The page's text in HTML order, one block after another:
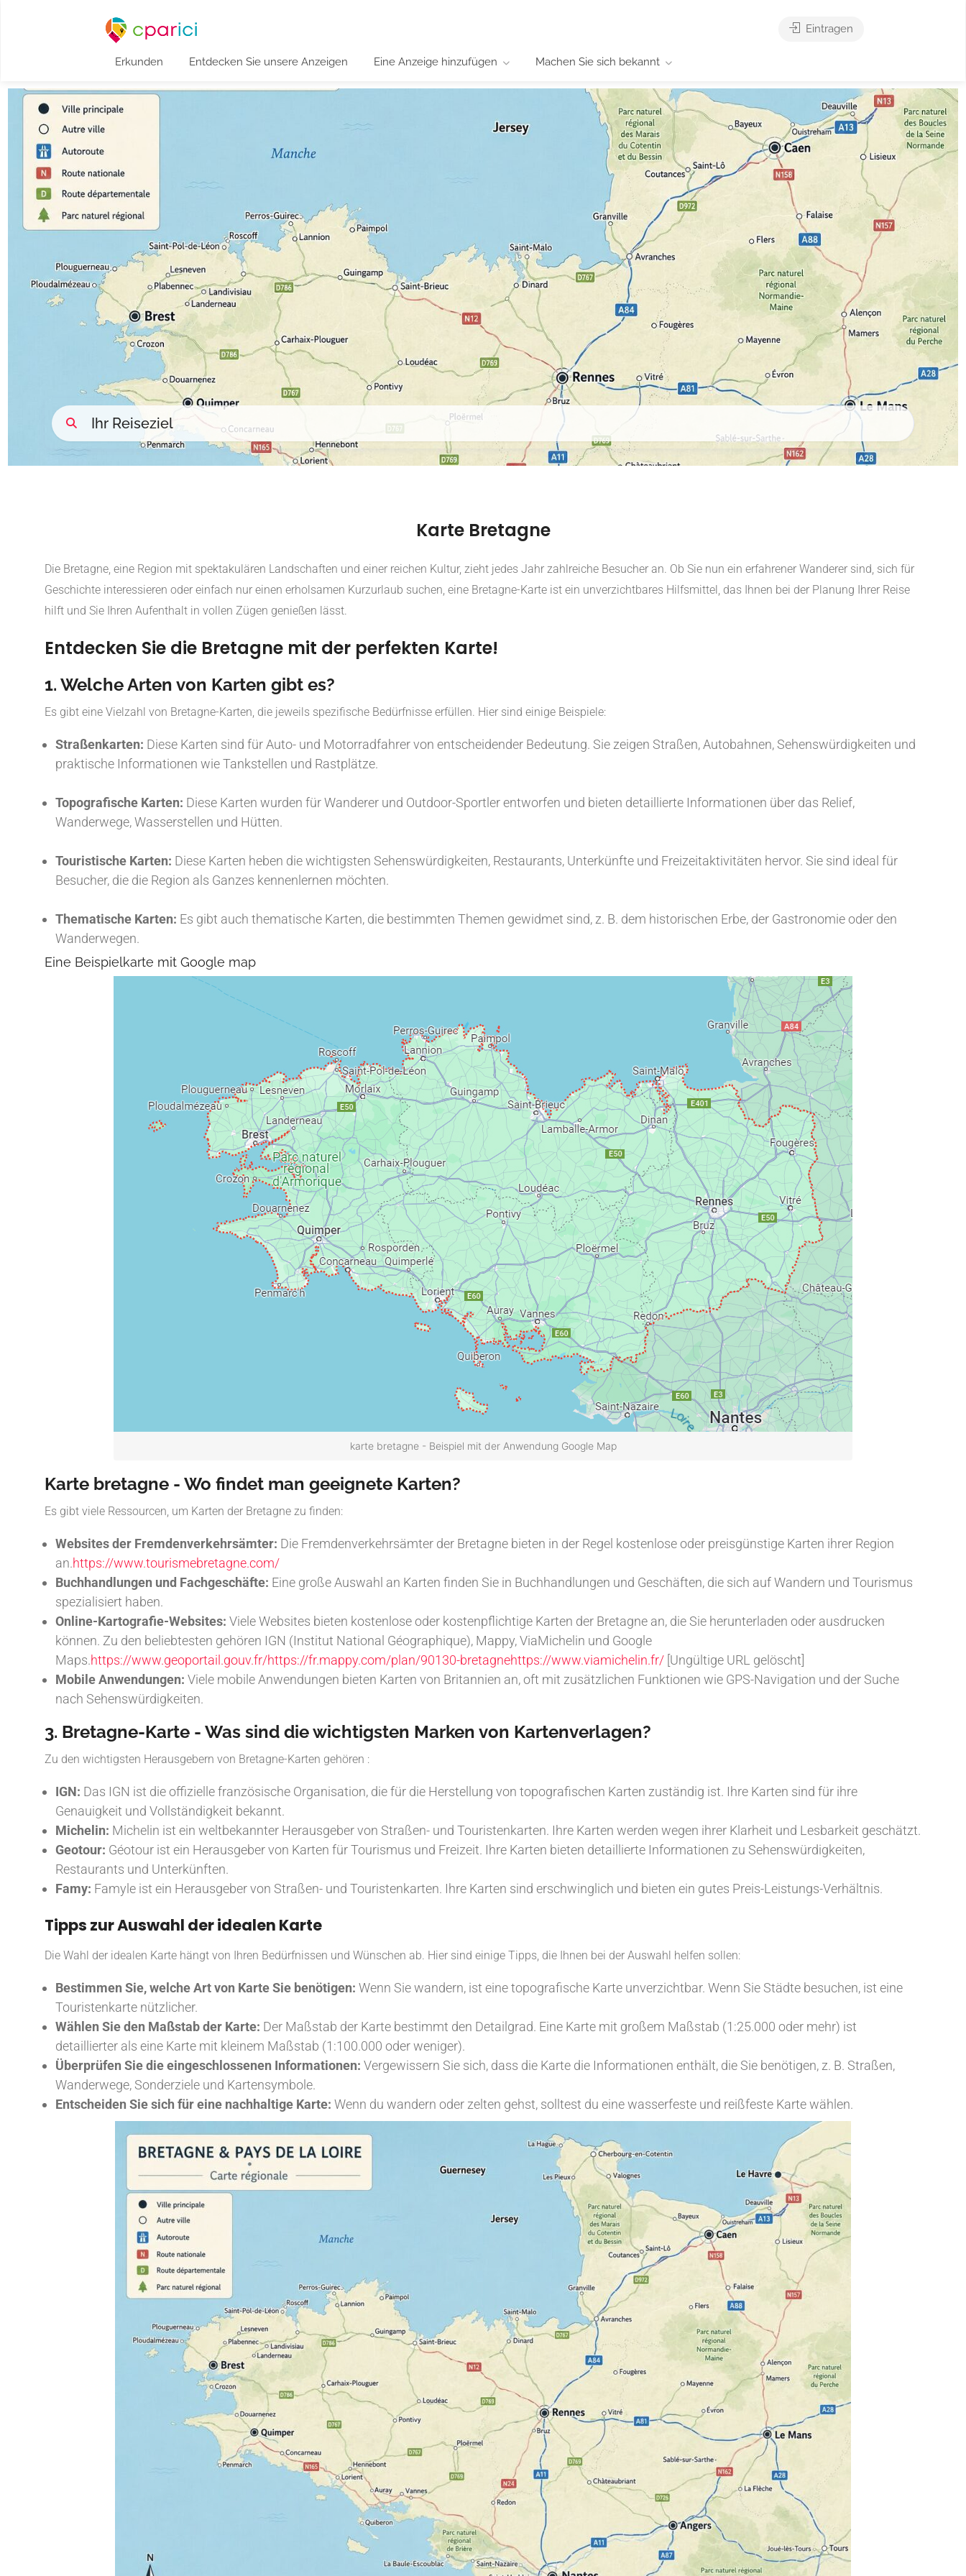
Erkunden Entdecken Sie unsere Anzeigen Eine Anzeige hinzufügen Machen Sie sich bekannt
Eintragen
Karte Bretagne
Die Bretagne, eine Region mit spektakulären Landschaften und einer reichen Kultur, zieht jedes Jahr zahlreiche Besucher an. Ob Sie nun ein erfahrener Wanderer sind, sich für
Geschichte interessieren oder einfach nur einen erholsamen Kurzurlaub suchen, eine Bretagne-Karte ist ein unverzichtbares Hilfsmittel, das Ihnen bei der Planung Ihrer Reise
hilft und Sie Ihren Aufenthalt in vollen Zügen genießen lässt.
Entdecken Sie die Bretagne mit der perfekten Karte!
1. Welche Arten von Karten gibt es?
Es gibt eine Vielzahl von Bretagne-Karten, die jeweils spezifische Bedürfnisse erfüllen. Hier sind einige Beispiele:
Straßenkarten: Diese Karten sind für Auto- und Motorradfahrer von entscheidender Bedeutung. Sie zeigen Straßen, Autobahnen, Sehenswürdigkeiten und
praktische Informationen wie Tankstellen und Rastplätze.
Topografische Karten: Diese Karten wurden für Wanderer und Outdoor-Sportler entworfen und bieten detaillierte Informationen über das Relief,
Wanderwege, Wasserstellen und Hütten.
Touristische Karten: Diese Karten heben die wichtigsten Sehenswürdigkeiten, Restaurants, Unterkünfte und Freizeitaktivitäten hervor. Sie sind ideal für
Besucher, die die Region als Ganzes kennenlernen möchten.
Thematische Karten: Es gibt auch thematische Karten, die bestimmten Themen gewidmet sind, z. B. dem historischen Erbe, der Gastronomie oder den
Wanderwegen.
Eine Beispielkarte mit Google map
karte bretagne - Beispiel mit der Anwendung Google Map
Karte bretagne - Wo findet man geeignete Karten?
Es gibt viele Ressourcen, um Karten der Bretagne zu finden:
Websites der Fremdenverkehrsämter: Die Fremdenverkehrsämter der Bretagne bieten in der Regel kostenlose oder preisgünstige Karten ihrer Region
an.https://www.tourismebretagne.com/
Buchhandlungen und Fachgeschäfte: Eine große Auswahl an Karten finden Sie in Buchhandlungen und Geschäften, die sich auf Wandern und Tourismus
spezialisiert haben.
Online-Kartografie-Websites: Viele Websites bieten kostenlose oder kostenpflichtige Karten der Bretagne an, die Sie herunterladen oder ausdrucken
können. Zu den beliebtesten gehören IGN (Institut National Géographique), Mappy, ViaMichelin und Google
Maps.https://www.geoportail.gouv.fr/https://fr.mappy.com/plan/90130-bretagnehttps://www.viamichelin.fr/ [Ungültige URL gelöscht]
Mobile Anwendungen: Viele mobile Anwendungen bieten Karten von Britannien an, oft mit zusätzlichen Funktionen wie GPS-Navigation und der Suche
nach Sehenswürdigkeiten.
3. Bretagne-Karte - Was sind die wichtigsten Marken von Kartenverlagen?
Zu den wichtigsten Herausgebern von Bretagne-Karten gehören :
IGN: Das IGN ist die offizielle französische Organisation, die für die Herstellung von topografischen Karten zuständig ist. Ihre Karten sind für ihre
Genauigkeit und Vollständigkeit bekannt.
Michelin: Michelin ist ein weltbekannter Herausgeber von Straßen- und Touristenkarten. Ihre Karten werden wegen ihrer Klarheit und Lesbarkeit geschätzt.
Geotour: Géotour ist ein Herausgeber von Karten für Tourismus und Freizeit. Ihre Karten bieten detaillierte Informationen zu Sehenswürdigkeiten,
Restaurants und Unterkünften.
Famy: Famyle ist ein Herausgeber von Straßen- und Touristenkarten. Ihre Karten sind erschwinglich und bieten ein gutes Preis-Leistungs-Verhältnis.
Tipps zur Auswahl der idealen Karte
Die Wahl der idealen Karte hängt von Ihren Bedürfnissen und Wünschen ab. Hier sind einige Tipps, die Ihnen bei der Auswahl helfen sollen:
Bestimmen Sie, welche Art von Karte Sie benötigen: Wenn Sie wandern, ist eine topografische Karte unverzichtbar. Wenn Sie Städte besuchen, ist eine
Touristenkarte nützlicher.
Wählen Sie den Maßstab der Karte: Der Maßstab der Karte bestimmt den Detailgrad. Eine Karte mit großem Maßstab (1:25.000 oder mehr) ist
detaillierter als eine Karte mit kleinem Maßstab (1:100.000 oder weniger).
Überprüfen Sie die eingeschlossenen Informationen: Vergewissern Sie sich, dass die Karte die Informationen enthält, die Sie benötigen, z. B. Straßen,
Wanderwege, Sonderziele und Kartensymbole.
Entscheiden Sie sich für eine nachhaltige Karte: Wenn du wandern oder zelten gehst, solltest du eine wasserfeste und reißfeste Karte wählen.